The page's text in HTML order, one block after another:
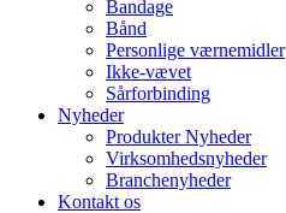
Bandage
Bånd
Personlige værnemidler
Ikke-vævet
Sårforbinding
Nyheder
Produkter Nyheder
Virksomhedsnyheder
Branchenyheder
Kontakt os